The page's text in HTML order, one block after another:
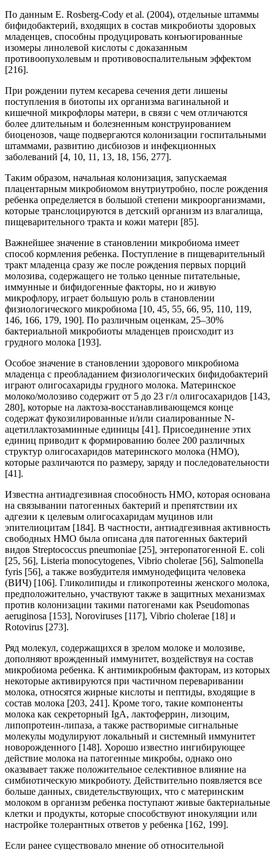
По данным E. Rosberg-Cody et al. (2004), отдельные штаммы
бифидобактерий, входящих в состав микробиоты здоровых
младенцев, способны продуцировать конъюгированные
изомеры линолевой кислоты с доказанным
противоопухолевым и противовоспалительным эффектом
[216].
При рождении путем кесарева сечения дети лишены
поступления в биотопы их организма вагинальной и
кишечной микрофлоры матери, в связи с чем отличаются
более длительным и болезненным конструированием
биоценозов, чаще подвергаются колонизации госпитальными
штаммами, развитию дисбиозов и инфекционных
заболеваний [4, 10, 11, 13, 18, 156, 277].
Таким образом, начальная колонизация, запускаемая
плацентарным микробиомом внутриутробно, после рождения
ребенка определяется в большой степени микроорганизмами,
которые транслоцируются в детский организм из влагалища,
пищеварительного тракта и кожи матери [85].
Важнейшее значение в становлении микробиома имеет
способ кормления ребенка. Поступление в пищеварительный
тракт младенца сразу же после рождения первых порций
молозива, содержащего не только ценные питательные,
иммунные и бифидогенные факторы, но и живую
микрофлору, играет большую роль в становлении
физиологического микробиома [10, 45, 55, 66, 95, 110, 119,
146, 166, 179, 190]. По различным оценкам, 25–30%
бактериальной микробиоты младенцев происходит из
грудного молока [193].
Особое значение в становлении здорового микробиома
младенца с преобладанием физиологических бифидобактерий
играют олигосахариды грудного молока. Материнское
молоко/молозиво содержит от 5 до 23 г/л олигосахаридов [143,
280], которые на лактоза-восстанавливающемся конце
содержат фукозилированные и/или сиалированные N-
ацетиллактозаминные единицы [41]. Присоединение этих
единиц приводит к формированию более 200 различных
структур олигосахаридов материнского молока (HMO),
которые различаются по размеру, заряду и последовательности
[41].
Известна антиадгезивная способность HMO, которая основана
на связывании патогенных бактерий и препятствии их
адгезии к целевым олигосахаридам муцинов или
эпителиоцитам [184]. В частности, антиадгезивная активность
свободных HMO была описана для патогенных бактерий
видов Streptococcus pneumoniae [25], энтеропатогенной E. coli
[25, 56], Listeria monocytogenes, Vibrio cholerae [56], Salmonella
fyris [56], а также возбудителя иммунодефицита человека
(ВИЧ) [106]. Гликолипиды и гликопротеины женского молока,
предположительно, участвуют также в защитных механизмах
против колонизации такими патогенами как Pseudomonas
aeruginosa [153], Noroviruses [117], Vibrio cholerae [18] и
Rotovirus [273].
Ряд молекул, содержащихся в зрелом молоке и молозиве,
дополняют врожденный иммунитет, воздействуя на состав
микробиома ребенка. К антимикробным факторам, из которых
некоторые активируются при частичном переваривании
молока, относятся жирные кислоты и пептиды, входящие в
состав молока [203, 241]. Кроме того, такие компоненты
молока как секреторный IgA, лактоферрин, лизоцим,
липопротеин-липаза, а также растворимые сигнальные
молекулы модулируют локальный и системный иммунитет
новорожденного [148]. Хорошо известно ингибирующее
действие молока на патогенные микробы, однако оно
оказывает также положительное селективное влияние на
симбиотическую микробиоту. Действительно появляется все
больше данных, свидетельствующих, что с материнским
молоком в организм ребенка поступают живые бактериальные
клетки и продукты, которые способствуют инокуляции или
настройке толерантных ответов у ребенка [162, 199].
Если ранее существовало мнение об относительной